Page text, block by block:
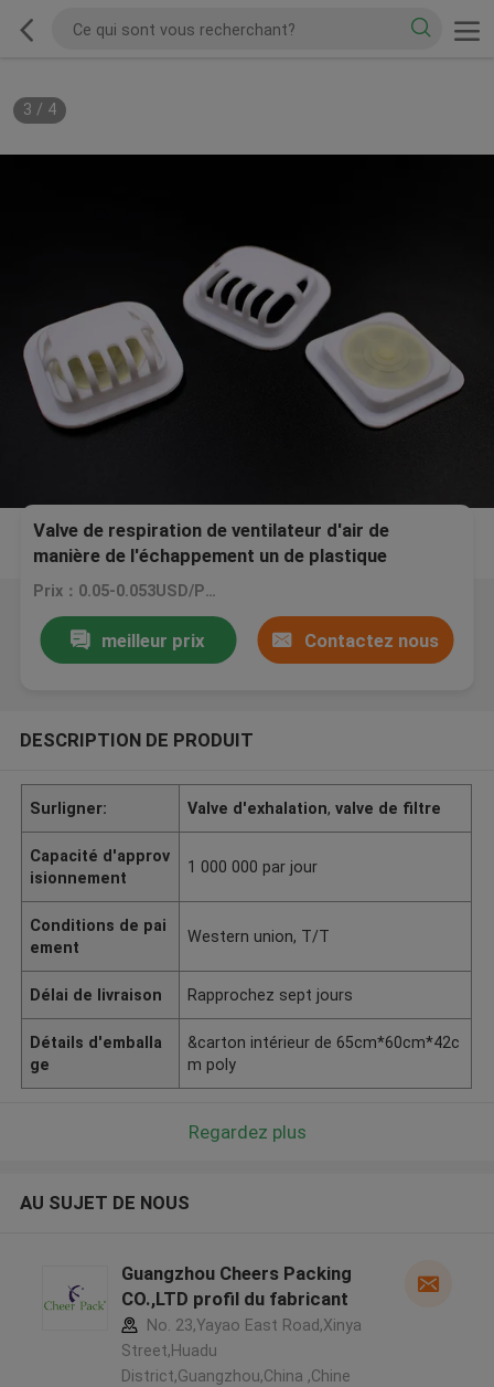
3 / 4
Valve de respiration de ventilateur d'air de
manière de l'échappement un de plastique
universelle pour le masque de respirateur de
Prix：0.05-0.053USD/PCS
meilleur prix Contactez nous
DESCRIPTION DE PRODUIT
Surligner: Valve d'exhalation,valve de filtre
Capacité d'approv
isionnement
1 000 000 par jour
Conditions de pai
ement
Western union, T/T
Délai de livraison Rapprochez sept jours
Détails d'emballa
ge
&carton intérieur de 65cm*60cm*42c
m poly
Regardez plus
AU SUJET DE NOUS
Guangzhou Cheers Packing
CO.,LTD profil du fabricant
No. 23,Yayao East Road,Xinya
Street,Huadu
District,Guangzhou,China ,Chine